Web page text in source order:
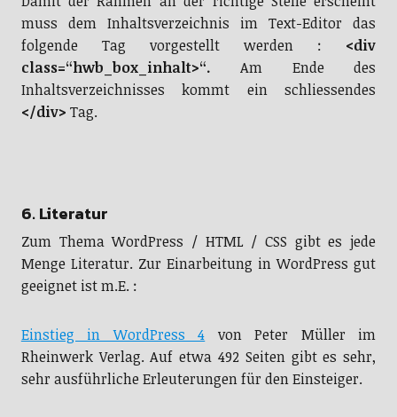
muss dem Inhaltsverzeichnis im Text-Editor das
folgende Tag vorgestellt werden : <div
class=“hwb_box_inhalt>“. Am Ende des
Inhaltsverzeichnisses kommt ein schliessendes
</div> Tag.
6. Literatur
Zum Thema WordPress / HTML / CSS gibt es jede
Menge Literatur. Zur Einarbeitung in WordPress gut
geeignet ist m.E. :
Einstieg in WordPress 4 von Peter Müller im
Rheinwerk Verlag. Auf etwa 492 Seiten gibt es sehr,
sehr ausführliche Erleuterungen für den Einsteiger.